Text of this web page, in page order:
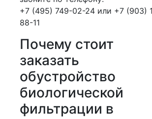
+7 (495) 749-02-24 или +7 (903)
88-11
Почему стоит
заказать
обустройство
биологической
фильтрации в